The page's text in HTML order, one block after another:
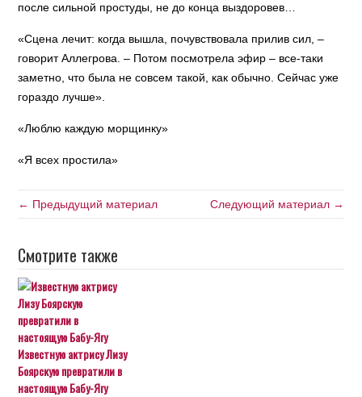
после сильной простуды, не до конца выздоровев…
«Сцена лечит: когда вышла, почувствовала прилив сил, –
говорит Аллегрова. – Потом посмотрела эфир – все-таки
заметно, что была не совсем такой, как обычно. Сейчас уже
гораздо лучше».
«Люблю каждую морщинку»
«Я всех простила»
← Предыдущий материал Следующий материал →
Смотрите также
Известную актрису Лизу
Боярскую превратили в
настоящую Бабу-Ягу